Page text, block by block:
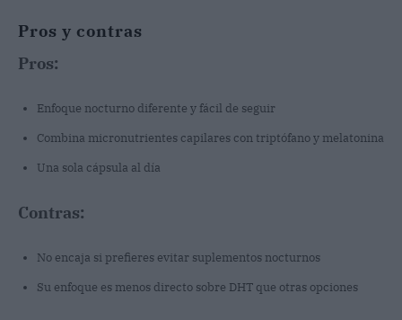
Pros y contras
Pros:
Enfoque nocturno diferente y fácil de seguir
Combina micronutrientes capilares con triptófano y melatonina
Una sola cápsula al día
Contras:
No encaja si prefieres evitar suplementos nocturnos
Su enfoque es menos directo sobre DHT que otras opciones